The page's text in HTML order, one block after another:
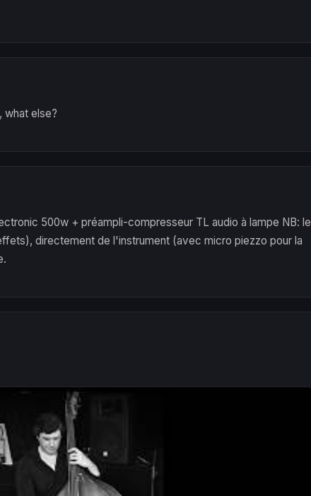
what else?
500w + préampli-compresseur TL audio à lampe NB: le
directement de l'instrument (avec micro piezzo pour la